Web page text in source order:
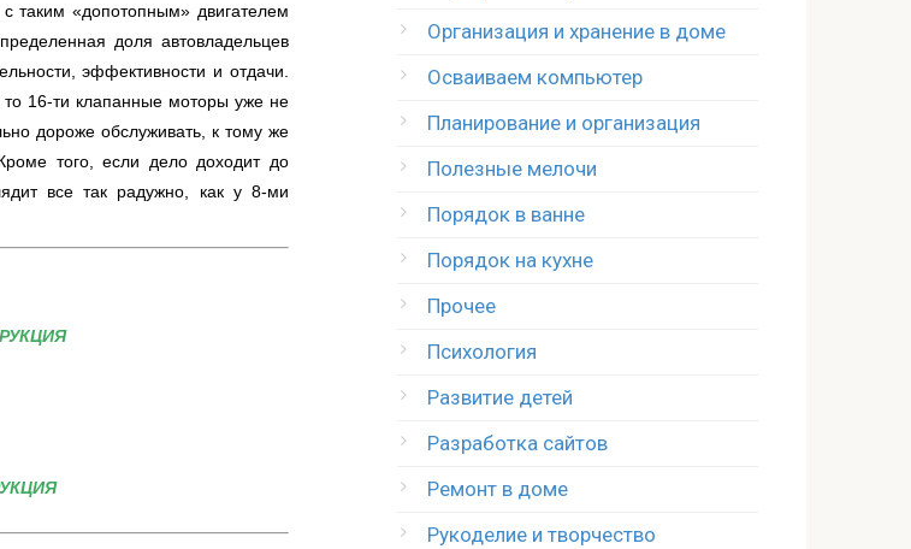
таким «допотопным» двигателем
доля автовладельцев
эффективности и отдачи.
то 16-ти клапанные моторы уже не
дороже обслуживать, к тому же
того, если дело доходит до
все так радужно, как у 8-ми
Организация и хранение в доме
Осваиваем компьютер
Планирование и организация
Полезные мелочи
Порядок в ванне
Порядок на кухне
Прочее
Психология
Развитие детей
Разработка сайтов
Ремонт в доме
Рукоделие и творчество